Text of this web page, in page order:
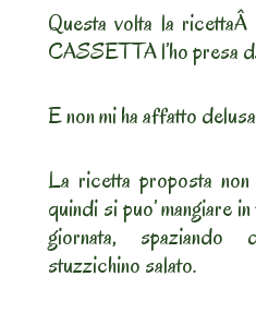
Questa volta la
CASSETTA l’ho presa
E non mi ha affatto
La ricetta proposta non
quindi si puo’ mangiare
giornata, spaziando
stuzzichino salato.